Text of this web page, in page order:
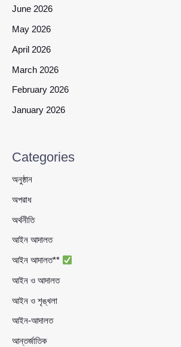
June 2026
May 2026
April 2026
March 2026
February 2026
January 2026
Categories
অনুষ্ঠান
অপরাধ
অর্থনীতি
আইন আদালত
আইন আদালত**
আইন ও আদালত
আইন ও শৃঙ্খলা
আইন-আদালত
আন্তর্জাতিক